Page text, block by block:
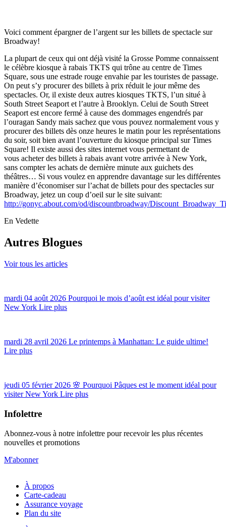
Voici comment épargner de l’argent sur les billets de spectacle sur
Broadway!
La plupart de ceux qui ont déjà visité la Grosse Pomme connaissent
le célèbre kiosque à rabais TKTS qui trône au centre de Times
Square, sous une estrade rouge envahie par les touristes de passage.
On peut s’y procurer des billets à prix réduit le jour même des
spectacles. Or, il existe deux autres kiosques TKTS, l’un situé à
South Street Seaport et l’autre à Brooklyn. Celui de South Street
Seaport est encore fermé à cause des dommages engendrés par
l’ouragan Sandy mais sachez que vous pouvez normalement vous y
procurer des billets dès onze heures le matin pour les représentations
du soir, soit bien avant l’ouverture du kiosque principal sur Times
Square! Il existe aussi des sites internet vous permettant de
vous acheter des billets à rabais avant votre arrivée à New York,
sans compter les achats de dernière minute aux guichets des
théâtres… Si vous voulez en apprendre davantage sur les différentes
manière d’économiser sur l’achat de billets pour des spectacles sur
Broadway, jetez un coup d’oeil sur le site suivant:
http://gonyc.about.com/od/discountbroadway/
En Vedette
Autres Blogues
Voir tous les articles
mardi 04 août 2026 Pourquoi le mois d’août est idéal pour visiter
New York Lire plus
mardi 28 avril 2026 Le printemps à Manhattan: Le guide ultime!
Lire plus
jeudi 05 février 2026 🌸 Pourquoi Pâques est le moment idéal pour
visiter New York Lire plus
Infolettre
Abonnez-vous à notre infolettre pour recevoir les plus récentes
nouvelles et promotions
M'abonner
À propos
Carte-cadeau
Assurance voyage
Plan du site